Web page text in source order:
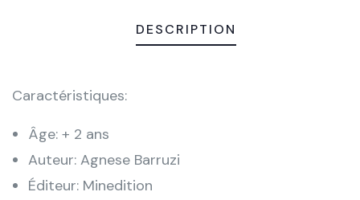
DESCRIPTION
Caractéristiques:
Âge: + 2 ans
Auteur: Agnese Barruzi
Éditeur: Minedition